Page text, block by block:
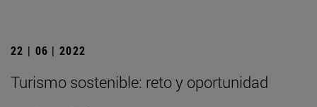
22 | 06 | 2022
Turismo sostenible: reto y oportunidad